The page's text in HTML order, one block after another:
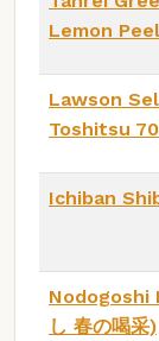
Lemon
Lawson
Toshitsu
Ichiban
Nodogoshi
し 春の喝采)